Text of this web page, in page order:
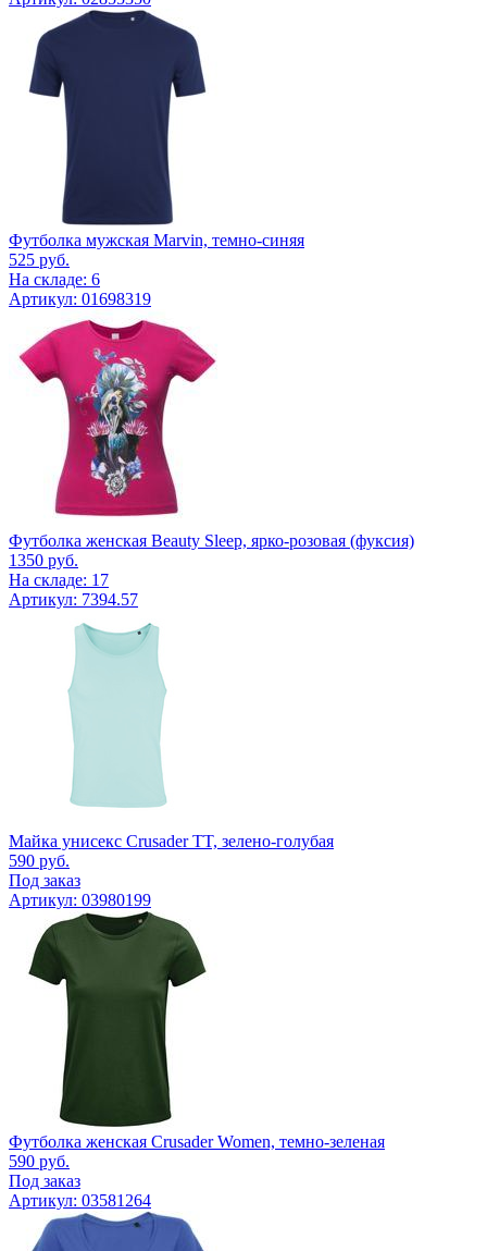
Футболка мужская Marvin, темно-синяя
525 руб.
На складе: 6
Артикул: 01698319
Футболка женская Beauty Sleep, ярко-розовая (фуксия)
1350 руб.
На складе: 17
Артикул: 7394.57
Майка унисекс Crusader TT, зелено-голубая
590 руб.
Под заказ
Артикул: 03980199
Футболка женская Crusader Women, темно-зеленая
590 руб.
Под заказ
Артикул: 03581264